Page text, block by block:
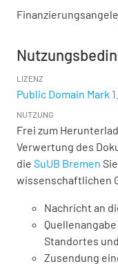
LIZENZ
Public Domain Mark
NUTZUNG
Frei zum
Verwertung des
die SuUB Bremen
wissenschaftlichen
Nachricht an
Standortes
Zusendung